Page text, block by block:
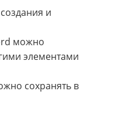
и
можно
элементами
сохранять в